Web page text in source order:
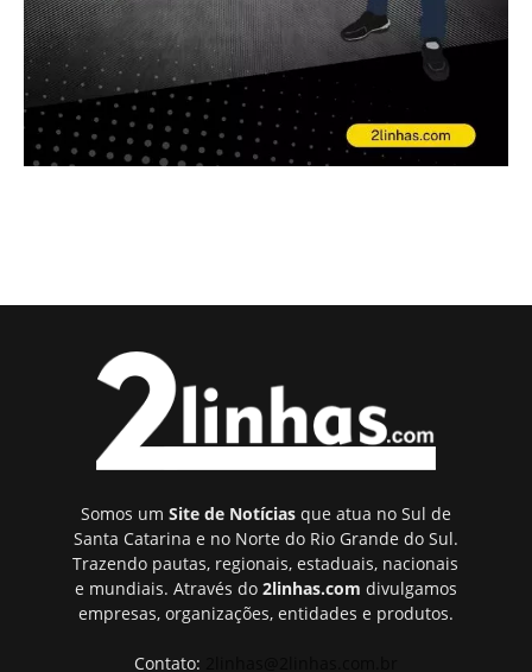
Somos um Site de Notíciasque atua no Sul de
Santa Catarina e no Norte do Rio Grande do Sul.
Trazendo pautas, regionais, estaduais, nacionais
e mundiais. Através do 2linhas.com divulgamos
empresas, organizações, entidades e produtos.
Contato: